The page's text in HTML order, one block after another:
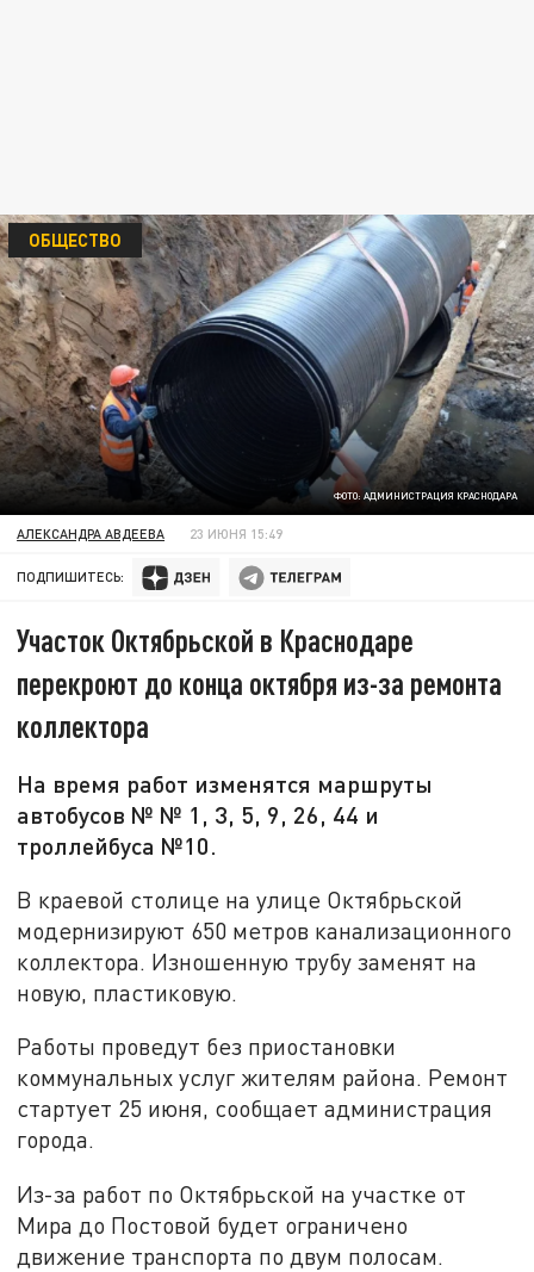
ФОТО: АДМИНИСТРАЦИЯ КРАСНОДАРА
ОБЩЕСТВО
АЛЕКСАНДРА АВДЕЕВА 23 ИЮНЯ 15:49
ПОДПИШИТЕСЬ:
Участок Октябрьской в Краснодаре
перекроют до конца октября из-за ремонта
коллектора
На время работ изменятся маршруты
автобусов № № 1, 3, 5, 9, 26, 44 и
троллейбуса №10.
В краевой столице на улице Октябрьской
модернизируют 650 метров канализационного
коллектора. Изношенную трубу заменят на
новую, пластиковую.
Работы проведут без приостановки
коммунальных услуг жителям района. Ремонт
стартует 25 июня, сообщает администрация
города.
Из-за работ по Октябрьской на участке от
Мира до Постовой будет ограничено
движение транспорта по двум полосам.